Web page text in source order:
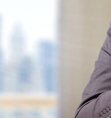
Стройте
помощью
Помогаем
сервисами и